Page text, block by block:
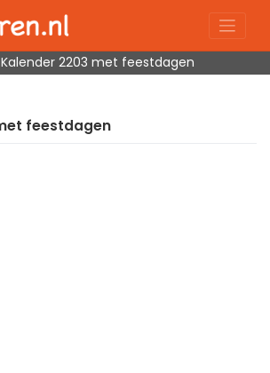
Kalender 2203 met feestdagen
feestdagen